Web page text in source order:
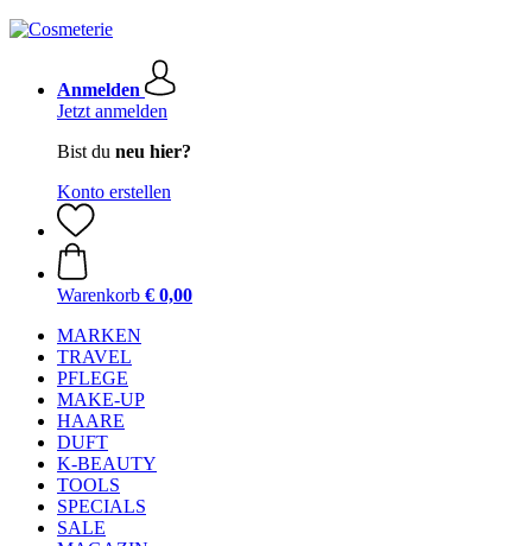
Anmelden
Jetzt anmelden
Bist du neu hier?
Konto erstellen
Warenkorb € 0,00
MARKEN
TRAVEL
PFLEGE
MAKE-UP
HAARE
DUFT
K-BEAUTY
TOOLS
SPECIALS
SALE